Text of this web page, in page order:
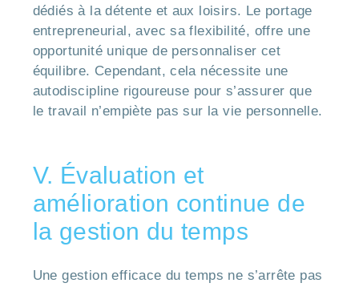
dédiés à la détente et aux loisirs. Le portage
entrepreneurial, avec sa flexibilité, offre une
opportunité unique de personnaliser cet
équilibre. Cependant, cela nécessite une
autodiscipline rigoureuse pour s’assurer que
le travail n’empiète pas sur la vie personnelle.
V. Évaluation et
amélioration continue de
la gestion du temps
Une gestion efficace du temps ne s’arrête pas